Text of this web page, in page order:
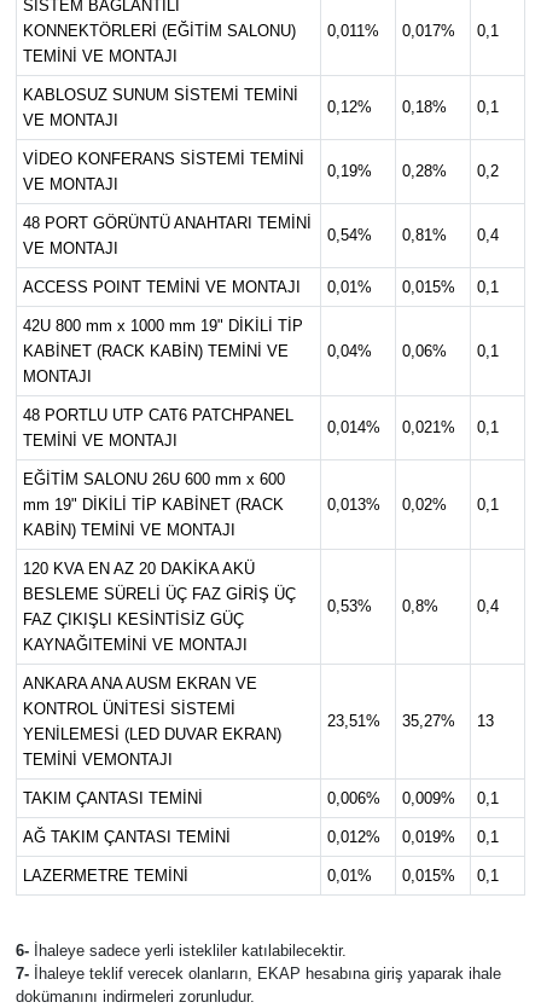
SİSTEM BAĞLANTILI
KONNEKTÖRLERİ (EĞİTİM SALONU)
TEMİNİ VE MONTAJI
0,011% 0,017% 0,1
KABLOSUZ SUNUM SİSTEMİ TEMİNİ
VE MONTAJI
0,12% 0,18% 0,1
VİDEO KONFERANS SİSTEMİ TEMİNİ
VE MONTAJI
0,19% 0,28% 0,2
48 PORT GÖRÜNTÜ ANAHTARI TEMİNİ
VE MONTAJI
0,54% 0,81% 0,4
ACCESS POINT TEMİNİ VE MONTAJI 0,01% 0,015% 0,1
42U 800 mm x 1000 mm 19" DİKİLİ TİP
KABİNET (RACK KABİN) TEMİNİ VE
MONTAJI
0,04% 0,06% 0,1
48 PORTLU UTP CAT6 PATCHPANEL
TEMİNİ VE MONTAJI
0,014% 0,021% 0,1
EĞİTİM SALONU 26U 600 mm x 600
mm 19" DİKİLİ TİP KABİNET (RACK
KABİN) TEMİNİ VE MONTAJI
0,013% 0,02% 0,1
120 KVA EN AZ 20 DAKİKA AKÜ
BESLEME SÜRELİ ÜÇ FAZ GİRİŞ ÜÇ
FAZ ÇIKIŞLI KESİNTİSİZ GÜÇ
KAYNAĞITEMİNİ VE MONTAJI
0,53% 0,8% 0,4
ANKARA ANA AUSM EKRAN VE
KONTROL ÜNİTESİ SİSTEMİ
YENİLEMESİ (LED DUVAR EKRAN)
TEMİNİ VEMONTAJI
23,51% 35,27% 13
TAKIM ÇANTASI TEMİNİ 0,006% 0,009% 0,1
AĞ TAKIM ÇANTASI TEMİNİ 0,012% 0,019% 0,1
LAZERMETRE TEMİNİ 0,01% 0,015% 0,1
6-İhaleye sadece yerli istekliler katılabilecektir.
7-İhaleye teklif verecek olanların, EKAP hesabına giriş yaparak ihale
dokümanını indirmeleri zorunludur.